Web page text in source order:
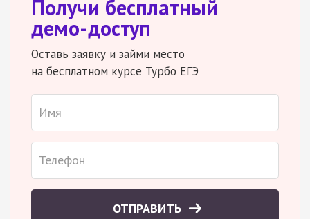
Получи бесплатный
демо-доступ
Оставь заявку и займи место
на бесплатном курсе Турбо ЕГЭ
ОТПРАВИТЬ